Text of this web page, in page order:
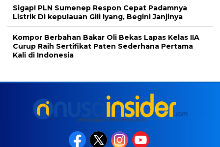
Sigap! PLN Sumenep Respon Cepat Padamnya
Listrik Di kepulauan Gili Iyang, Begini Janjinya
Kompor Berbahan Bakar Oli Bekas Lapas Kelas IIA
Curup Raih Sertifikat Paten Sederhana Pertama
Kali di Indonesia